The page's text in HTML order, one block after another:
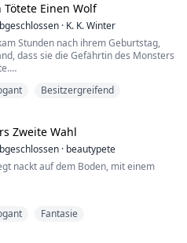
Er erkannte, dass er sie auf
festhielt, und ein Schwall von
ihn, den er nicht ignorieren
Atemzüge füllten seine Sinne,
Tötete Einen Wolf
· K. K. Winter
Stunden nach ihrem Geburtstag,
dass sie die Gefährtin des Monsters
von der Trauer der Vergangenheit,
die ihm die Liebe seines Lebens
Er kämpfte im Hintergrund,
d...
Besitzergreifend
Zweite Wahl
· beautypete
nackt auf dem Boden, mit einem
ist nur an dich selbst. Du warst nur
Fantasie